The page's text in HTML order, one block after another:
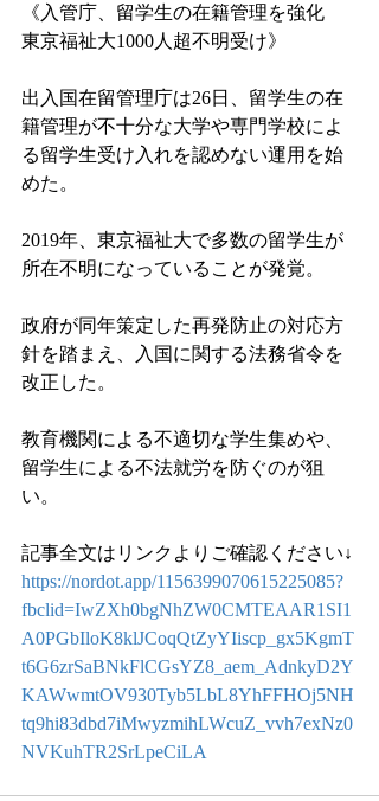
《入管庁、留学生の在籍管理を強化
東京福祉大1000人超不明受け》
出入国在留管理庁は26日、留学生の在
籍管理が不十分な大学や専門学校によ
る留学生受け入れを認めない運用を始
めた。
2019年、東京福祉大で多数の留学生が
所在不明になっていることが発覚。
政府が同年策定した再発防止の対応方
針を踏まえ、入国に関する法務省令を
改正した。
教育機関による不適切な学生集めや、
留学生による不法就労を防ぐのが狙
い。
記事全文はリンクよりご確認ください↓
https://nordot.app/1156399070615225085?
fbclid=IwZXh0bgNhZW0CMTEAAR1SI1
A0PGbIloK8klJCoqQtZyYIiscp_gx5KgmT
t6G6zrSaBNkFlCGsYZ8_aem_AdnkyD2Y
KAWwmtOV930Tyb5LbL8YhFFHOj5NH
tq9hi83dbd7iMwyzmihLWcuZ_vvh7exNz0
NVKuhTR2SrLpeCiLA